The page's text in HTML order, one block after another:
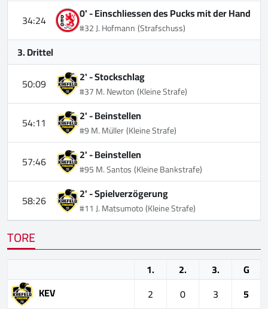
34:24 0' -Einschliessen des Pucks mit der Hand
#32 J. Hofmann(Strafschuss)
3. Drittel
50:09
2' -Stockschlag
#37 M. Newton(Kleine Strafe)
54:11 2' -Beinstellen
#9 M. Müller(Kleine Strafe)
57:46 2' -Beinstellen
#95 M. Santos(Kleine Bankstrafe)
58:26 2' -Spielverzögerung
#11 J. Matsumoto(Kleine Strafe)
TORE
1. 2. 3.
G
KEV
2 0 3
5